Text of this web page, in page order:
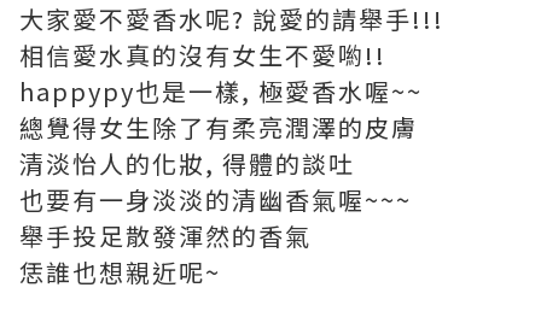
大家愛不愛香水呢? 說愛的請舉手!!!
相信愛水真的沒有女生不愛喲!!
happypy也是一樣, 極愛香水喔~~
總覺得女生除了有柔亮潤澤的皮膚
清淡怡人的化妝, 得體的談吐
也要有一身淡淡的清幽香氣喔~~~
舉手投足散發渾然的香氣
恁誰也想親近呢~